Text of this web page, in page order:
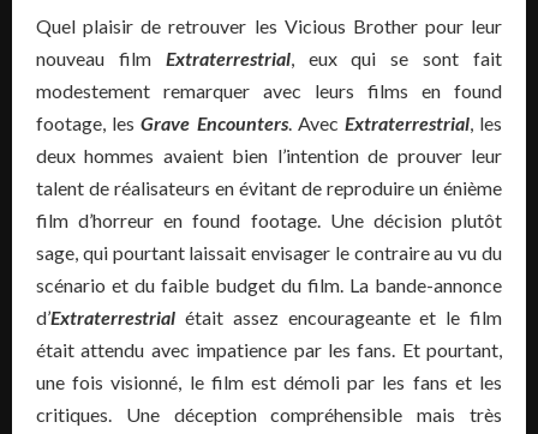
Quel plaisir de retrouver les Vicious Brother pour leur
nouveau film Extraterrestrial, eux qui se sont fait
modestement remarquer avec leurs films en found
footage, lesGrave Encounters. Avec Extraterrestrial, les
deux hommes avaient bien l’intention de prouver leur
talent de réalisateurs en évitant de reproduire un énième
film d’horreur en found footage. Une décision plutôt
sage, qui pourtant laissait envisager le contraire au vu du
scénario et du faible budget du film. La bande-annonce
d’Extraterrestrial était assez encourageante et le film
était attendu avec impatience par les fans. Et pourtant,
une fois visionné, le film est démoli par les fans et les
critiques. Une déception compréhensible mais très